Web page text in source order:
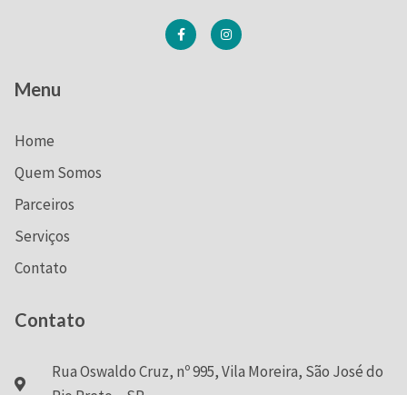
Menu
Home
Quem Somos
Parceiros
Serviços
Contato
Contato
Rua Oswaldo Cruz, nº 995, Vila Moreira, São José do